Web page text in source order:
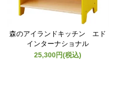
森のアイランドキッチン エド
インターナショナル
25,300円(税込)